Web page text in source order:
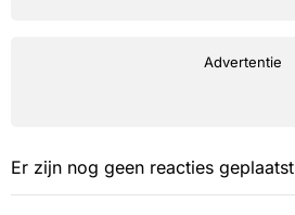
Advertentie
Er zijn nog geen reacties geplaatst